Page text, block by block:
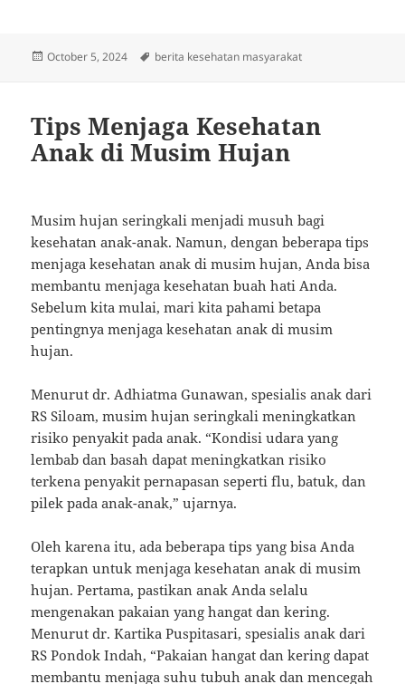
Posted
October 5, 2024 Tags
berita kesehatan masyarakat
Tips Menjaga Kesehatan
Anak di Musim Hujan
Musim hujan seringkali menjadi musuh bagi
kesehatan anak-anak. Namun, dengan beberapa tips
menjaga kesehatan anak di musim hujan, Anda bisa
membantu menjaga kesehatan buah hati Anda.
Sebelum kita mulai, mari kita pahami betapa
pentingnya menjaga kesehatan anak di musim
hujan.
Menurut dr. Adhiatma Gunawan, spesialis anak dari
RS Siloam, musim hujan seringkali meningkatkan
risiko penyakit pada anak. “Kondisi udara yang
lembab dan basah dapat meningkatkan risiko
terkena penyakit pernapasan seperti flu, batuk, dan
pilek pada anak-anak,” ujarnya.
Oleh karena itu, ada beberapa tips yang bisa Anda
terapkan untuk menjaga kesehatan anak di musim
hujan. Pertama, pastikan anak Anda selalu
mengenakan pakaian yang hangat dan kering.
Menurut dr. Kartika Puspitasari, spesialis anak dari
RS Pondok Indah, “Pakaian hangat dan kering dapat
membantu menjaga suhu tubuh anak dan mencegah